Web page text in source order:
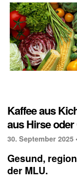
Kaffee aus
aus Hirse
30. September 2025
Gesund,
der MLU.